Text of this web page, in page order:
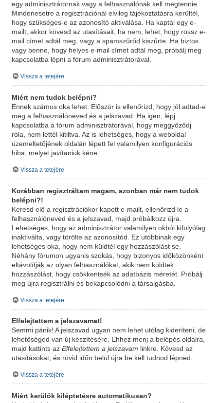
egy adminisztrátornak vagy a felhasználónak kell megtennie.
Mindenesetre a regisztrációnál elvileg tájékoztatásra kerültél,
hogy szükséges-e az azonosító aktiválása. Ha kaptál egy e-
mailt, akkor kövesd az utasításait, ha nem, lehet, hogy rossz e-
mail címet adtál meg, vagy a spamszűrőd kiszűrte. Ha biztos
vagy benne, hogy helyes e-mail címet adtál meg, próbálj meg
kapcsolatba lépni a fórum adminisztrátorával.
Vissza a tetejére
Miért nem tudok belépni?
Ennek számos oka lehet. Először is ellenőrizd, hogy jól adtad-e
meg a felhasználóneved és a jelszavad. Ha igen, lépj
kapcsolatba a fórum adminisztrátorával, hogy meggyőződj
róla, nem lettél kitiltva. Az is lehetséges, hogy a weboldal
üzemeltetőjének oldalán lépett fel valamilyen konfigurációs
hiba, melyet javítaniuk kéne.
Vissza a tetejére
Korábban regisztráltam magam, azonban már nem tudok
belépni?!
Keresd elő a regisztrációkor kapott e-mailt, ellenőrizd le a
felhasználóneved és a jelszavad, majd próbálkozz újra.
Lehetséges, hogy az adminisztrátor valamilyen okból kifolyólag
inaktiválta, vagy törölte az azonosítód. Ez utóbbinak egy
lehetséges oka, hogy nem küldtél egy hozzászólást se.
Néhány fórumon ugyanis szokás, hogy bizonyos időközönként
eltávolítják az olyan felhasználókat, akik nem küldtek
hozzászólást, hogy csökkentsék az adatbázis méretét. Próbálj
meg újra regisztrálni és bekapcsolódni a társalgásba.
Vissza a tetejére
Elfelejtettem a jelszavamat!
Semmi pánik! A jelszavad ugyan nem lehet utólag kideríteni, de
lehetőséged van új készítésére. Ehhez menj a belépés oldalra,
majd kattints azElfelejtettem a jelszavam linkre. Kövesd az
utasításokat, és rövid időn belül újra be kell tudnod lépned.
Vissza a tetejére
Miért kerülök kiléptetésre automatikusan?